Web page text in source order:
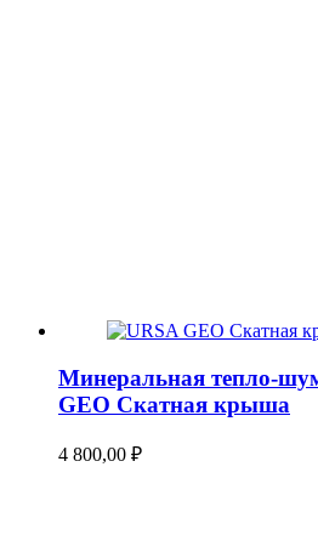
Минеральная тепло-
GEO Скатная крыша
4 800,00 ₽